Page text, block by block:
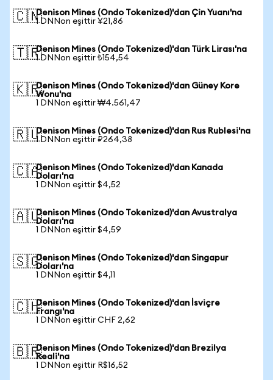
🇨🇳Denison Mines (Ondo Tokenized)'dan Çin Yuanı'na
1 DNNon eşittir ¥21,86
🇹🇷Denison Mines (Ondo Tokenized)'dan Türk Lirası'na
1 DNNon eşittir ₺154,54
🇰🇷Denison Mines (Ondo Tokenized)'dan Güney Kore
Wonu'na
1 DNNon eşittir ₩4.561,47
🇷🇺Denison Mines (Ondo Tokenized)'dan Rus Rublesi'na
1 DNNon eşittir ₽264,38
🇨🇦Denison Mines (Ondo Tokenized)'dan Kanada
Doları'na
1 DNNon eşittir $4,52
🇦🇺Denison Mines (Ondo Tokenized)'dan Avustralya
Doları'na
1 DNNon eşittir $4,59
🇸🇬Denison Mines (Ondo Tokenized)'dan Singapur
Doları'na
1 DNNon eşittir $4,11
🇨🇭Denison Mines (Ondo Tokenized)'dan İsviçre
Frangı'na
1 DNNon eşittir CHF 2,62
🇧🇷Denison Mines (Ondo Tokenized)'dan Brezilya
Reali'na
1 DNNon eşittir R$16,52